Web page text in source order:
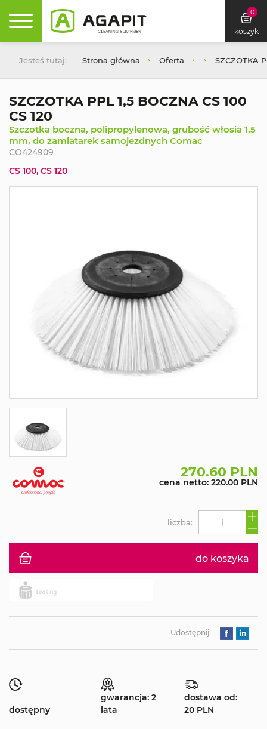
0
koszyk
Jesteś tutaj: Strona główna Oferta SZCZOTKA
SZCZOTKA PPL 1,5 BOCZNA CS 100
CS 120
Szczotka boczna, polipropylenowa, grubość włosia 1,5
mm, do zamiatarek samojezdnych Comac
CO424909
CS 100, CS 120
270.60 PLN
cena netto: 220.00 PLN
do koszyka
liczba:
Udostępnij:
dostępny
gwarancja: 2
lata
dostawa od:
20 PLN